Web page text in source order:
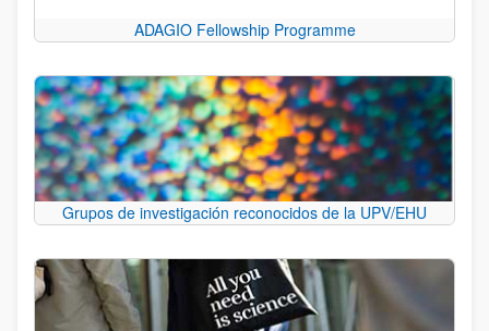
ADAGIO Fellowship Programme
Grupos de investigación reconocidos de la UPV/EHU